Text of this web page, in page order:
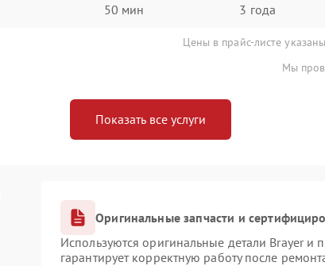
50 мин 3 года
Цены в прайс-листе
Мы
Показать все услуги
Оригинальные запчасти и
Используются оригинальные детали Brayer
гарантирует корректную работу после